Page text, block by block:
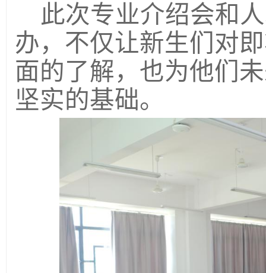
此次专业介绍会和
办，不仅让新生们对
面的了解，也为他们
坚实的基础。